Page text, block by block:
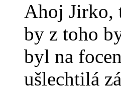
Ahoj Jirko,
by z toho
byl na
ušlechtilá